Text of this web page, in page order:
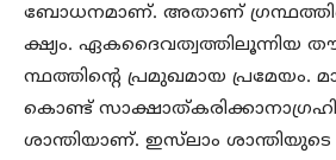
ബോധനമാണ്. അതാണ്
ക്ഷ്യം. ഏകദൈവത്വത്തിലൂന്നിയ
ന്ഥത്തിന്റെ പ്രമുഖമായ പ്രമേയം.
കൊണ്ട്
ശാന്തിയാണ്. ഇസ്‌ലാം